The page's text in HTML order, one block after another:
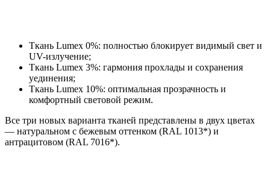
Ткань Lumex 0%: полностью блокирует видимый свет и
UV-излучение;
Ткань Lumex 3%: гармония прохлады и сохранения
уединения;
Ткань Lumex 10%: оптимальная прозрачность и
комфортный световой режим.
Все три новых варианта тканей представлены в двух цветах
— натуральном с бежевым оттенком (RAL 1013*) и
антрацитовом (RAL 7016*).